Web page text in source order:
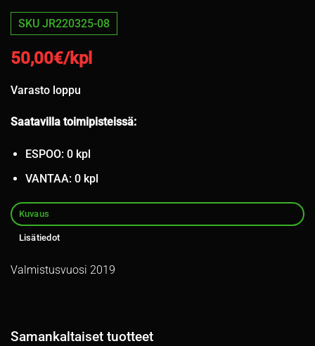
SKU JR220325-08
50,00€/kpl
Varasto loppu
Saatavilla toimipisteissä:
ESPOO: 0 kpl
VANTAA: 0 kpl
Kuvaus
Lisätiedot
Valmistusvuosi 2019
Samankaltaiset tuotteet